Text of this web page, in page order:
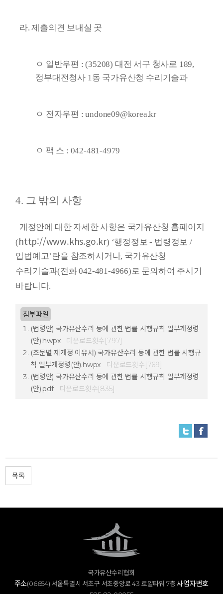
라. 제출의견 보내실 곳
ㅇ 일반우편 : (35208) 대전 서구 청사로 189,
정부대전청사 1동 국가유산청 수리기술과
ㅇ 전자우편 : undone09@korea.kr
ㅇ 팩 스 : 042-481-4979
4. 그 밖의 사항
개정안에 대한 자세한 사항은 국가유산청 홈페이지
(http://www.khs.go.kr) ‘행정정보 - 법령정보 /
입법예고’란을 참조하시거 나, 국가유산청
수리기술과(전화 042-481-4966)로 문의하여 주시기
바랍니다.
첨부파일
(법령안) 국가유산수리 등에 관한 법률 시행규칙 일부개정령
(안).hwpx
다운로드횟수[797]
(조문별 제개정 이유서) 국가유산수리 등에 관한 법률 시행규
칙 일부개정령(안).hwpx
다운로드횟수[769]
(법령안) 국가유산수리 등에 관한 법률 시행규칙 일부개정령
(안).pdf
다운로드횟수[835]
목록
국가유산수리협회
주소(06654) 서울특별시 서초구 서초중앙로 43 로얄타워 7층사업자번호